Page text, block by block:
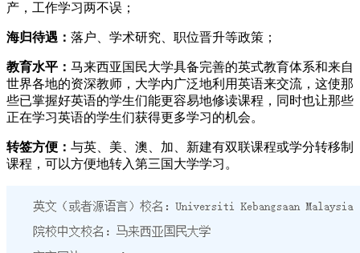
产，工作学习两不误；
海归待遇： 落户、学术研究、职位晋升等政策；
教育水平： 马来西亚国民大学具备完善的英式教育体系和来自
世界各地的资深教师，大学内广泛地利用英语来交流，这使那
些已掌握好英语的学生们能更容易地修读课程，同时也让那些
正在学习英语的学生们获得更多学习的机会。
转签方便： 与英、美、澳、加、新建有双联课程或学分转移制
课程，可以方便地转入第三国大学学习。